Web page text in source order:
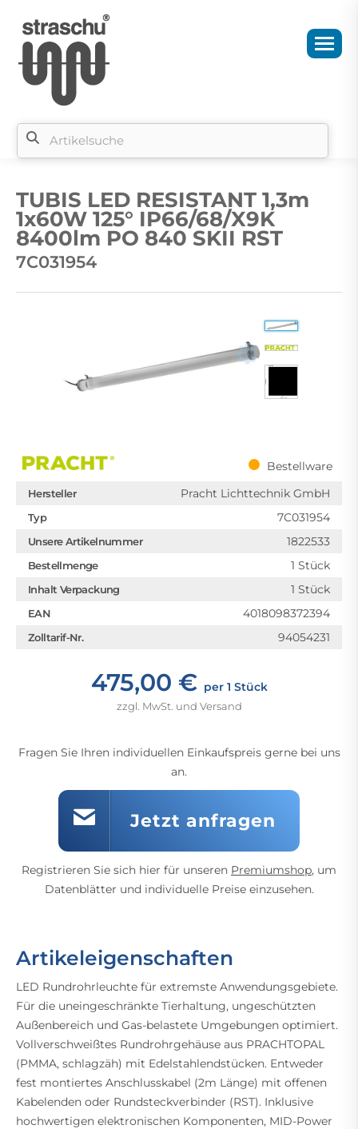
TUBIS LED RESISTANT 1,3m
1x60W 125° IP66/68/X9K
8400lm PO 840 SKII RST
7C031954
Bestellware
Hersteller Pracht Lichttechnik GmbH
Typ 7C031954
Unsere Artikelnummer 1822533
Bestellmenge 1 Stück
Inhalt Verpackung 1 Stück
EAN 4018098372394
Zolltarif-Nr. 94054231
475,00 € per 1 Stück
zzgl. MwSt. und Versand
Fragen Sie Ihren individuellen Einkaufspreis gerne bei uns
an.
Jetzt anfragen
Registrieren Sie sich hier für unseren Premiumshop, um
Datenblätter und individuelle Preise einzusehen.
Artikeleigenschaften
LED Rundrohrleuchte für extremste Anwendungsgebiete.
Für die uneingeschränkte Tierhaltung, ungeschützten
Außenbereich und Gas-belastete Umgebungen optimiert.
Vollverschweißtes Rundrohrgehäuse aus PRACHTOPAL
(PMMA, schlagzäh) mit Edelstahlendstücken. Entweder
fest montiertes Anschlusskabel (2m Länge) mit offenen
Kabelenden oder Rundsteckverbinder (RST). Inklusive
hochwertigen elektronischen Komponenten, MID-Power